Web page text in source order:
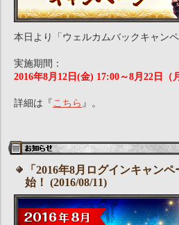
本日より「ウェルカムバックキャン
実施期間：
2016年8月12日(金) 17:00～8月22日（
詳細は『 こちら 』。
「2016年8月ログインキャン
始！ (2016/08/11)